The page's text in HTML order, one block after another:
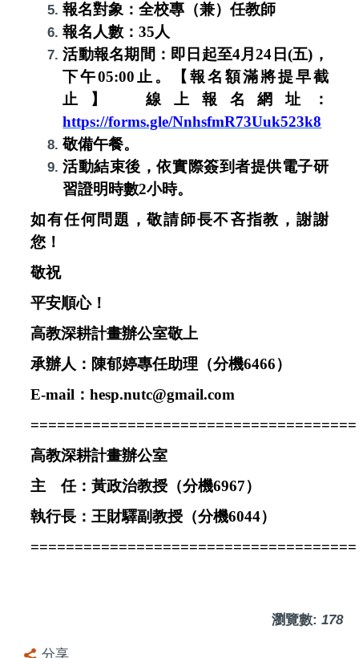
報名對象：全校專（兼）任教師
報名人數：35人
活動報名期間： 即日起至4月24日(五)，
下午05:00止。【報名額滿將提早截
止】 線上報名網址：
https://forms.gle/NnhsfmR73Uuk523k8
敬備午餐。
活動結束後，依實際簽到者提供電子研
習證明時數2小時。
如有任何問題，敬請師長不吝指教，謝謝
您！
敬祝
平安順心！
高教深耕計畫辦公室敬上
承辦人：陳郁婷專任助理（分機6466）
E-mail ：hesp.nutc@gmail.com
=====================================
高教深耕計畫辦公室
主 任：黃政治教授（分機6967）
執行長：王財驛副教授（分機6044）
=====================================
瀏覽數: 178
分享